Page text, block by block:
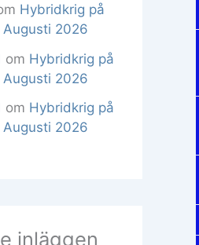
Hybridkrig på
2026
om Hybridkrig på
2026
om Hybridkrig på
2026
inläggen